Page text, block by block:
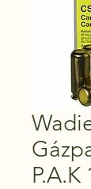
P.A.K